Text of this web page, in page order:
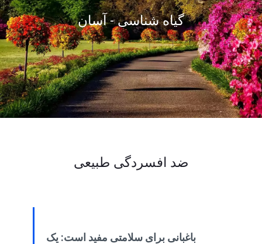
گیاه شناسی - آسان
ضد افسردگی طبیعی
باغبانی برای سلامتی مفید است: یک